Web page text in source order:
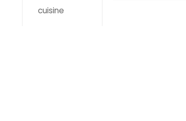
cuisine